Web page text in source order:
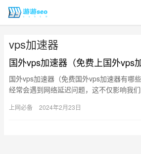
vps加速器
国外vps加速器（免费上国外vps
国外vps加速器（免费国外vps加速器有哪
经常会遇到网络延迟问题，这不仅影响我
上网必备 2024年2月23日